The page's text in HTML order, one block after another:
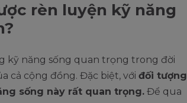
rèn luyện kỹ năng
kỹ năng sống quan trọng trong đời
cả cộng đồng. Đặc biệt, với đối tượng
sống này rất quan trọng. Để qua